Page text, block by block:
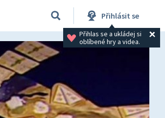
Přihlásit se
Přihlas se a ukládej si
oblíbené hry a videa.